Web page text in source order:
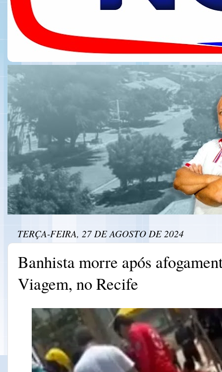
TERÇA-FEIRA, 27 DE AGOSTO DE 2024
Banhista morre após
Viagem, no Recife